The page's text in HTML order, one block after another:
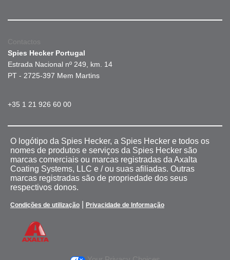
Contactos
Spies Hecker Portugal
Estrada Nacional nº 249, km. 14
PT - 2725-397 Mem Martins
+35 1 21 926 60 00
O logótipo da Spies Hecker, a Spies Hecker e todos os
nomes de produtos e serviços da Spies Hecker são
marcas comerciais ou marcas registradas da Axalta
Coating Systems, LLC e / ou suas afiliadas. Outras
marcas registradas são de propriedade dos seus
respectivos donos.
Condições de utilização Privacidade de Informação